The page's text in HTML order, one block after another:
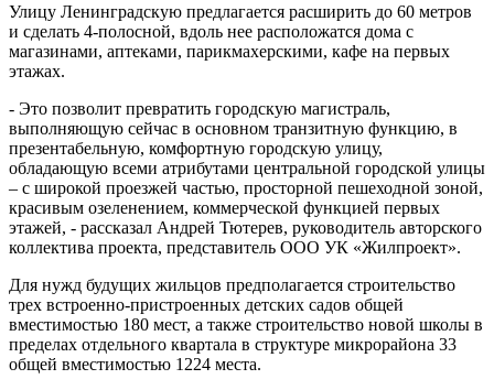
Улицу Ленинградскую предлагается расширить до 60 метров
и сделать 4-полосной, вдоль нее расположатся дома с
магазинами, аптеками, парикмахерскими, кафе на первых
этажах.
- Это позволит превратить городскую магистраль,
выполняющую сейчас в основном транзитную функцию, в
презентабельную, комфортную городскую улицу,
обладающую всеми атрибутами центральной городской улицы
– с широкой проезжей частью, просторной пешеходной зоной,
красивым озеленением, коммерческой функцией первых
этажей, - рассказал Андрей Тютерев, руководитель авторского
коллектива проекта, представитель ООО УК «Жилпроект».
Для нужд будущих жильцов предполагается строительство
трех встроенно-пристроенных детских садов общей
вместимостью 180 мест, а также строительство новой школы в
пределах отдельного квартала в структуре микрорайона 33
общей вместимостью 1224 места.